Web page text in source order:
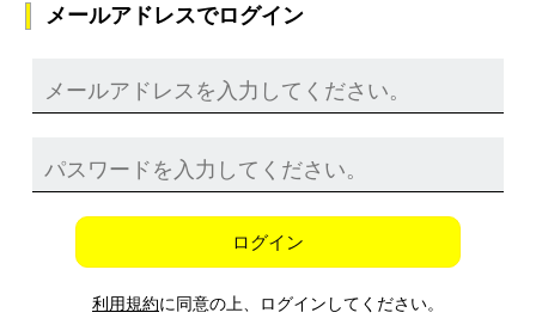
メールアドレスでログイン
ログイン
利用規約に同意の上、ログインしてください。